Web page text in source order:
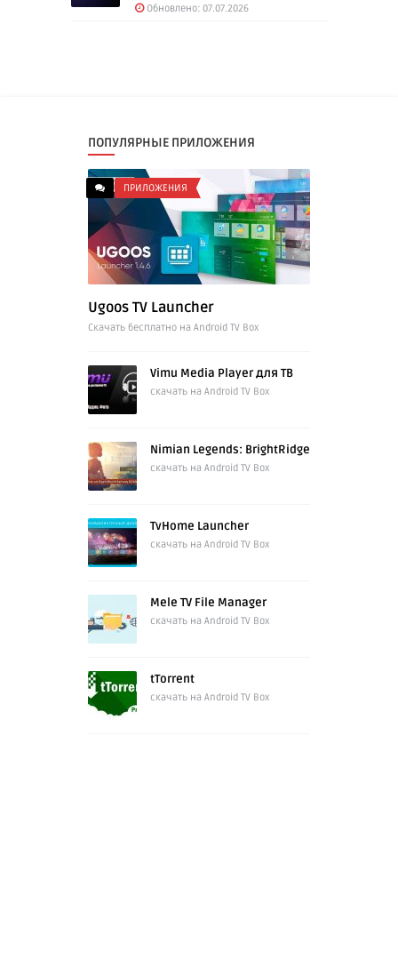
Обновлено: 07.07.2026
ПОПУЛЯРНЫЕ ПРИЛОЖЕНИЯ
ПРИЛОЖЕНИЯ
Ugoos TV Launcher
Cкачать бесплатно на Android TV Box
Vimu Media Player для ТВ
скачать на Android TV Box
Nimian Legends: BrightRidge
скачать на Android TV Box
TvHome Launcher
скачать на Android TV Box
Mele TV File Manager
скачать на Android TV Box
tTorrent
скачать на Android TV Box